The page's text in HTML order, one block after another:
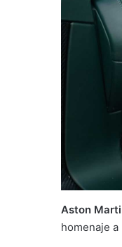
Aston
homenaje